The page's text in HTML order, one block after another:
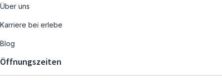
Über uns
Karriere bei erlebe
Blog
Öffnungszeiten